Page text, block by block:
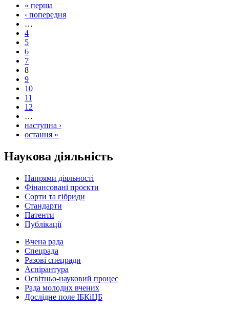
« перша
‹ попередня
…
4
5
6
7
8
9
10
11
12
…
наступна ›
остання »
Наукова діяльність
Напрями діяльності
Фінансовані проєкти
Сорти та гібриди
Стандарти
Патенти
Публікації
Вчена рада
Спецрада
Разові спецради
Аспірантура
Освітньо-науковий процес
Рада молодих вчених
Дослідне поле ІБКіЦБ